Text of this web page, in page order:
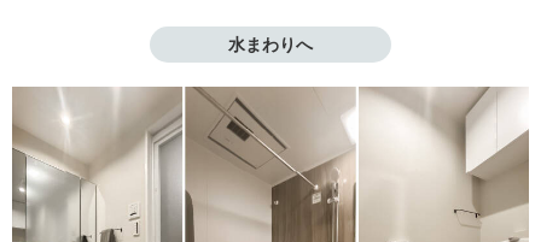
水まわりへ